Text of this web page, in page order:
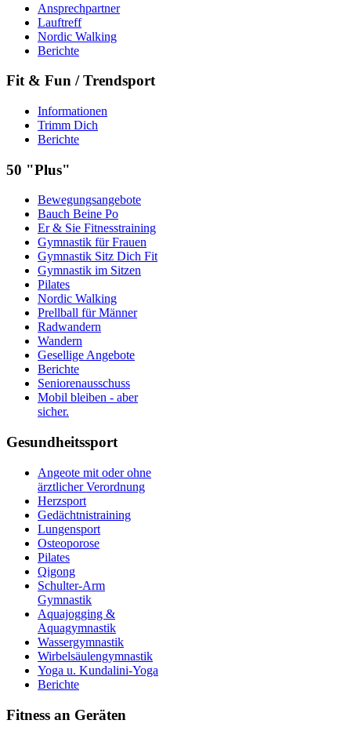
Ansprechpartner
Lauftreff
Nordic Walking
Berichte
Fit & Fun / Trendsport
Informationen
Trimm Dich
Berichte
50 "Plus"
Bewegungsangebote
Bauch Beine Po
Er & Sie Fitnesstraining
Gymnastik für Frauen
Gymnastik Sitz Dich Fit
Gymnastik im Sitzen
Pilates
Nordic Walking
Prellball für Männer
Radwandern
Wandern
Gesellige Angebote
Berichte
Seniorenausschuss
Mobil bleiben - aber
sicher.
Gesundheitssport
Angeote mit oder ohne
ärztlicher Verordnung
Herzsport
Gedächtnistraining
Lungensport
Osteoporose
Pilates
Qigong
Schulter-Arm
Gymnastik
Aquajogging &
Aquagymnastik
Wassergymnastik
Wirbelsäulengymnastik
Yoga u. Kundalini-Yoga
Berichte
Fitness an Geräten